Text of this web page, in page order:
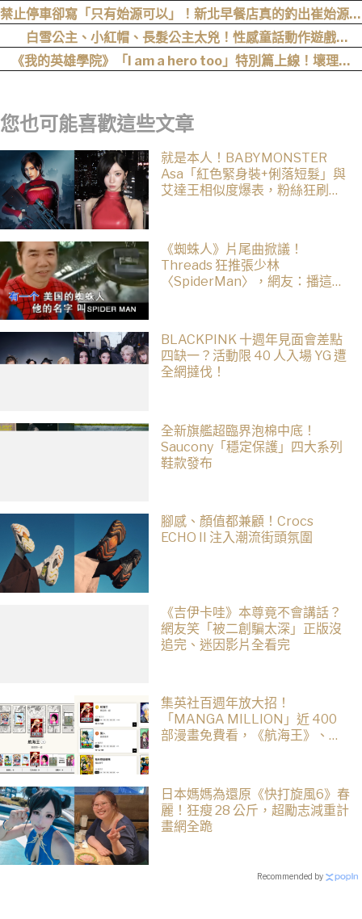
官方緊急改口：全員出席見面會！
禁止停車卻寫「只有始源可以」！新北早餐店真的釣出崔始源本
尊朝聖
白雪公主、小紅帽、長髮公主太兇！性感童話動作遊戲
《Swords & Slippers》Steam 頁面公開
《我的英雄學院》「I am a hero too」特別篇上線！壞理版
您也可能喜歡這些文章
就是本人！BABYMONSTER
Asa「紅色緊身裝+俐落短髮」與
艾達王相似度爆表，粉絲狂刷
《蜘蛛人》片尾曲掀議！
Threads 狂推張少林
〈SpiderMan〉，網友：播這個
BLACKPINK 十週年見面會差點
四缺一？活動限 40 人入場 YG 遭
全網撻伐！
全新旗艦超臨界泡棉中底！
Saucony「穩定保護」四大系列
鞋款發布
腳感、顏值都兼顧！Crocs
ECHO II 注入潮流街頭氛圍
《吉伊卡哇》本尊竟不會講話？
網友笑「被二創騙太深」正版沒
追完、迷因影片全看完
集英社百週年放大招！
「MANGA MILLION」近 400
部漫畫免費看，《航海王》、
日本媽媽為還原《快打旋風6》春
麗！狂瘦 28 公斤，超勵志減重計
畫網全跪
Recommended by